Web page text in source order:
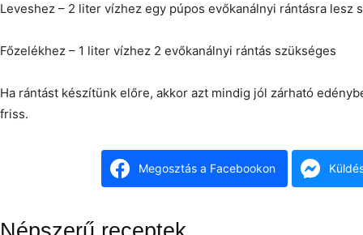
Leveshez – 2 liter vízhez egy púpos evőkanálnyi rántásra lesz
Főzelékhez – 1 liter vízhez 2 evőkanálnyi rántás szükséges
Ha rántást készítünk előre, akkor azt mindig jól zárható
friss.
Megosztás a Facebookon